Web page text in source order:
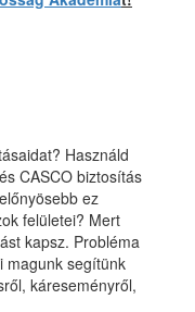
Használd
CASCO biztosítás
ez
felületei? Mert
kapsz. Probléma
magunk segítünk
káreseményről,